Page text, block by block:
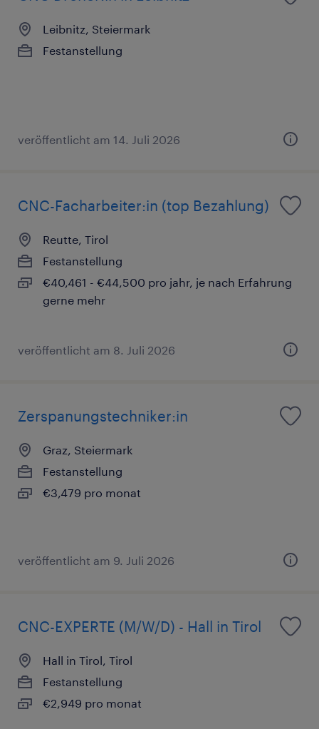
Leibnitz, Steiermark
Festanstellung
veröffentlicht am 14. Juli 2026
CNC-Facharbeiter:in (top Bezahlung)
Reutte, Tirol
Festanstellung
€40,461 - €44,500 pro jahr, je nach Erfahrung
gerne mehr
veröffentlicht am 8. Juli 2026
Zerspanungstechniker:in
Graz, Steiermark
Festanstellung
€3,479 pro monat
veröffentlicht am 9. Juli 2026
CNC-EXPERTE (M/W/D) - Hall in Tirol
Hall in Tirol, Tirol
Festanstellung
€2,949 pro monat